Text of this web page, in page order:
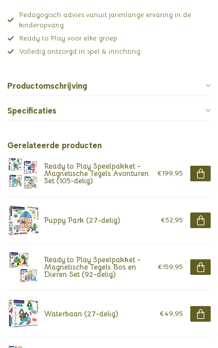
Pedagogisch advies vanuit jarenlange ervaring in de
kinderopvang
Ready to Play voor elke groep
Volledig ontzorgd in spel & inrichting
Productomschrijving
Specificaties
Gerelateerde producten
Ready to Play Speelpakket -
Magnetische Tegels Avonturen
Set (105-delig)
€199,95
Puppy Park (27-delig) €52,95
Ready to Play Speelpakket -
Magnetische Tegels Bos en
Dieren Set (92-delig)
€159,95
Waterbaan (27-delig) €49,95